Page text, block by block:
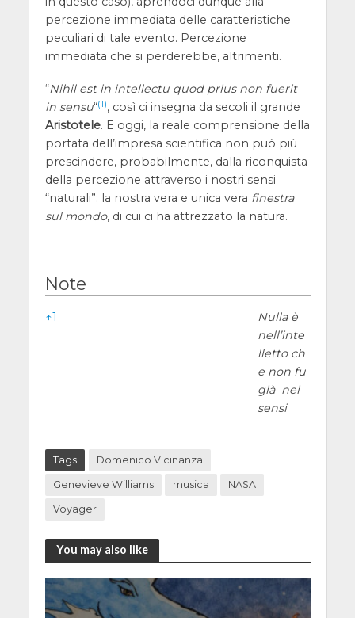
percezione immediata delle caratteristiche
peculiari di tale evento. Percezione
immediata che si perderebbe, altrimenti.
“Nihil est in intellectu quod prius non fuerit
in sensu“(1), così ci insegna da secoli il grande
Aristotele. E oggi, la reale comprensione della
portata dell’impresa scientifica non può più
prescindere, probabilmente, dalla riconquista
della percezione attraverso i nostri sensi
“naturali”: la nostra vera e unica vera finestra
sul mondo, di cui ci ha attrezzato la natura.
Note
Note
↑1
Nulla è
nell’inte
lletto ch
e non fu
già nei
sensi
Tags Domenico Vicinanza
Genevieve Williams musica NASA
Voyager
You may also like